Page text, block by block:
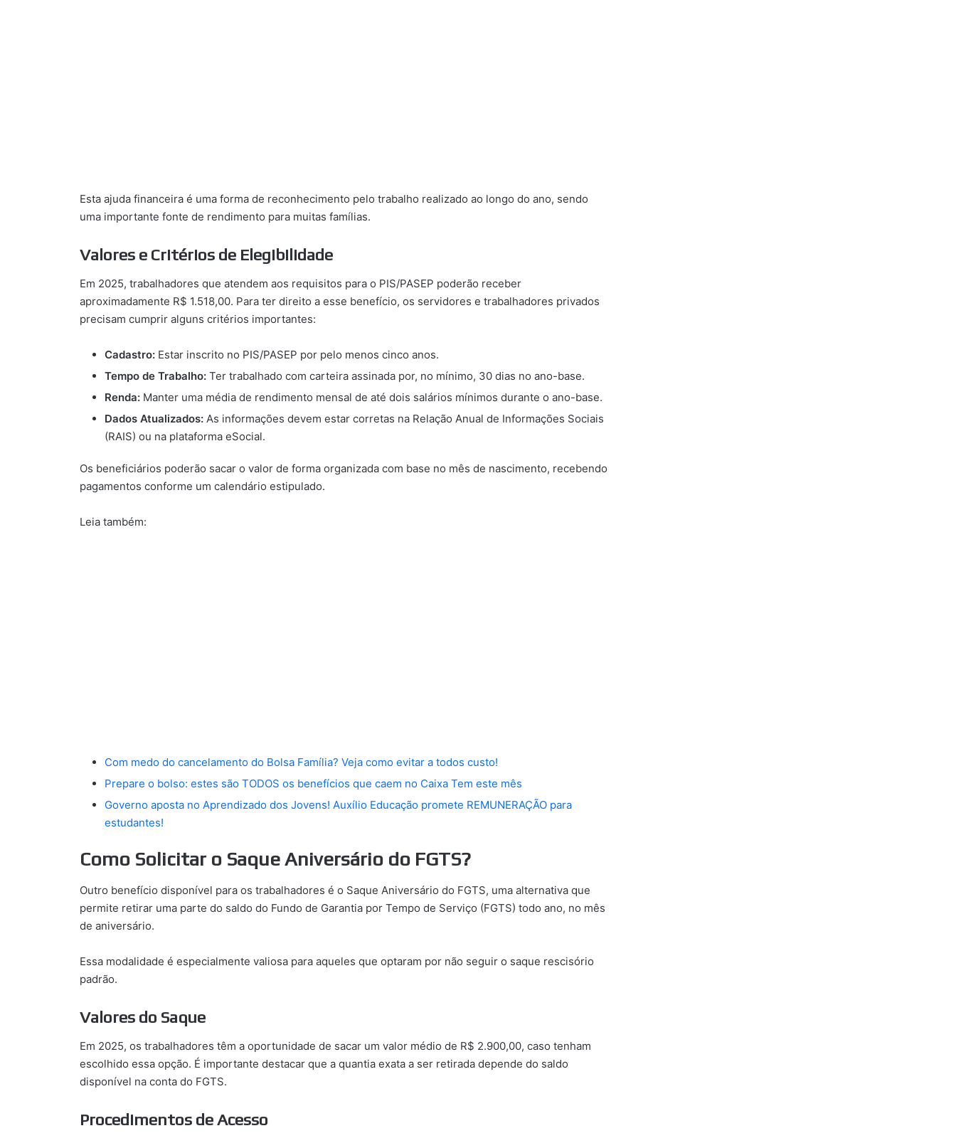
Esta ajuda financeira é uma forma de reconhecimento pelo trabalho realizado ao longo do ano, sendo
uma importante fonte de rendimento para muitas famílias.
Valores e Critérios de Elegibilidade
Em 2025, trabalhadores que atendem aos requisitos para o PIS/PASEP poderão receber
aproximadamente R$ 1.518,00. Para ter direito a esse benefício, os servidores e trabalhadores privados
precisam cumprir alguns critérios importantes:
Cadastro: Estar inscrito no PIS/PASEP por pelo menos cinco anos.
Tempo de Trabalho: Ter trabalhado com carteira assinada por, no mínimo, 30 dias no ano-base.
Renda: Manter uma média de rendimento mensal de até dois salários mínimos durante o ano-base.
Dados Atualizados: As informações devem estar corretas na Relação Anual de Informações Sociais
(RAIS) ou na plataforma eSocial.
Os beneficiários poderão sacar o valor de forma organizada com base no mês de nascimento, recebendo
pagamentos conforme um calendário estipulado.
Leia também:
Com medo do cancelamento do Bolsa Família? Veja como evitar a todos custo!
Prepare o bolso: estes são TODOS os benefícios que caem no Caixa Tem este mês
Governo aposta no Aprendizado dos Jovens! Auxílio Educação promete REMUNERAÇÃO para
estudantes!
Como Solicitar o Saque Aniversário do FGTS?
Outro benefício disponível para os trabalhadores é o Saque Aniversário do FGTS, uma alternativa que
permite retirar uma parte do saldo do Fundo de Garantia por Tempo de Serviço (FGTS) todo ano, no mês
de aniversário.
Essa modalidade é especialmente valiosa para aqueles que optaram por não seguir o saque rescisório
padrão.
Valores do Saque
Em 2025, os trabalhadores têm a oportunidade de sacar um valor médio de R$ 2.900,00, caso tenham
escolhido essa opção. É importante destacar que a quantia exata a ser retirada depende do saldo
disponível na conta do FGTS.
Procedimentos de Acesso